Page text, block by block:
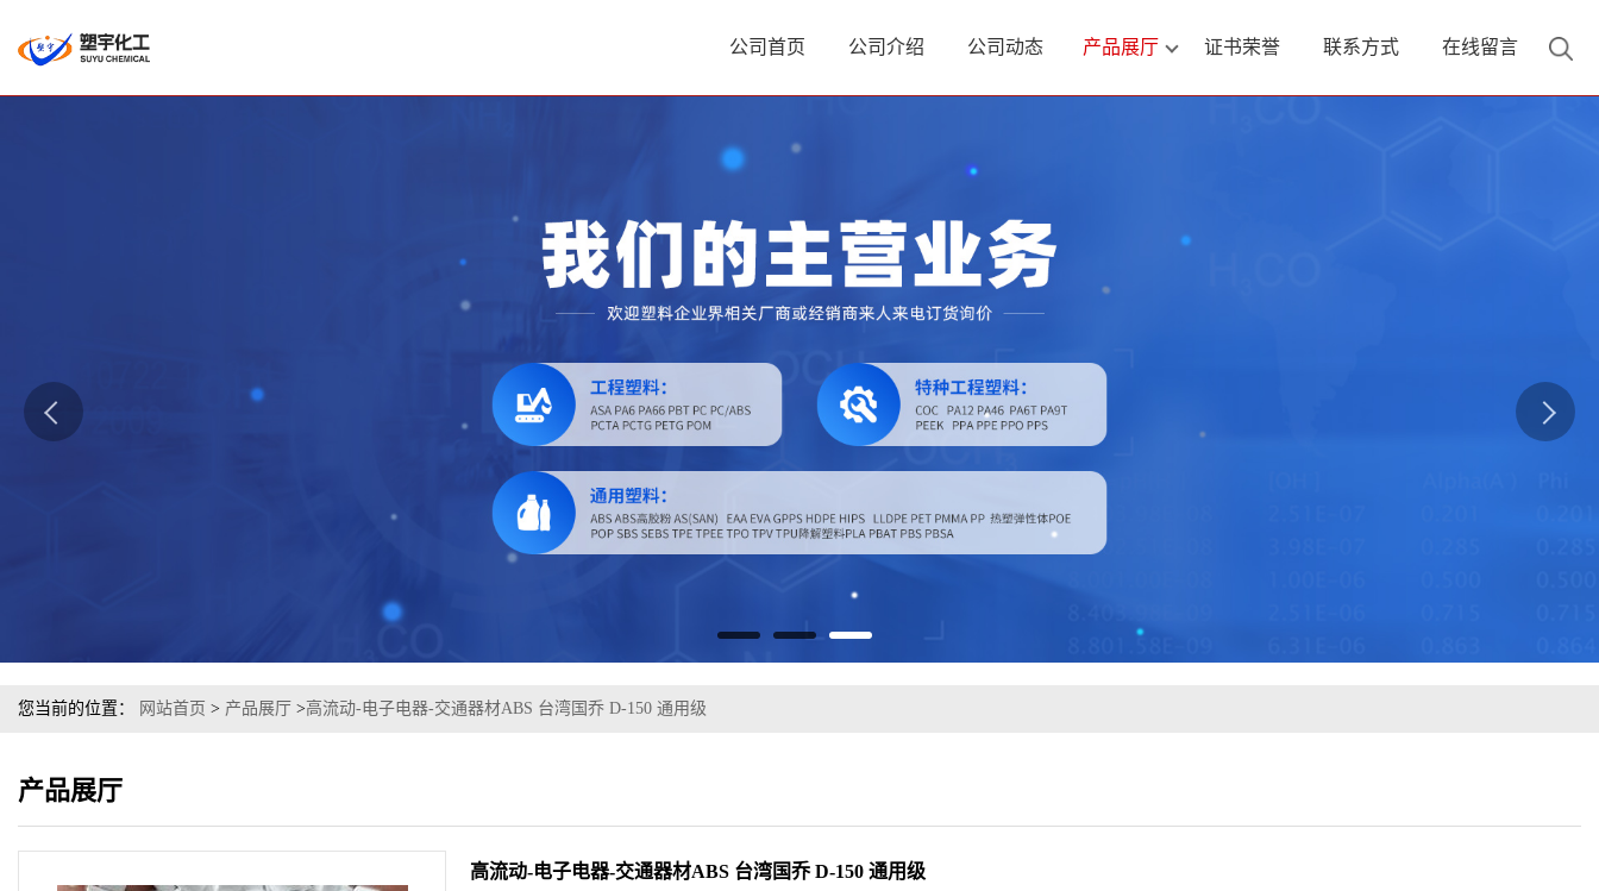
公司首页 公司介绍 公司动态 产品展厅 证书荣誉 联系方式 在线留言
您当前的位置： 网站首页 > 产品展厅 >高流动-电子电器-交通器材ABS 台湾国乔 D-150 通用级
产品展厅
高流动-电子电器-交通器材ABS 台湾国乔 D-150 通用级